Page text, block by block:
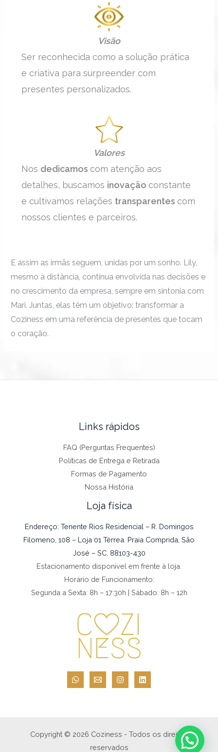
Visão
Ser reconhecida como a solução prática
e criativa para surpreender com
presentes personalizados.
Valores
Nos dedicamos com atenção aos
detalhes, buscamos inovação constante
e cultivamos relações transparentes com
nossos clientes e parceiros.
E assim as irmãs seguem, unidas por um sonho. Lily,
mesmo à distância, continua envolvida nas decisões e
no crescimento da empresa, sempre em sintonia com
Mari. Juntas, elas têm um objetivo: transformar a
Coziness em uma referência de presentes que tocam
o coração.
Links rápidos
FAQ (Perguntas Frequentes)
Políticas de Entrega e Retirada
Formas de Pagamento
Nossa História
Loja física
Endereço: Tenente Rios Residencial – R. Domingos
Filomeno, 108 – Loja 01 Térrea. Praia Comprida, São
José – SC, 88103-430
Estacionamento disponível em frente à loja.
Horário de Funcionamento:
Segunda a Sexta: 8h – 17:30h | Sábado: 8h – 12h
Copyright © 2026 Coziness - Todos os direitos
reservados